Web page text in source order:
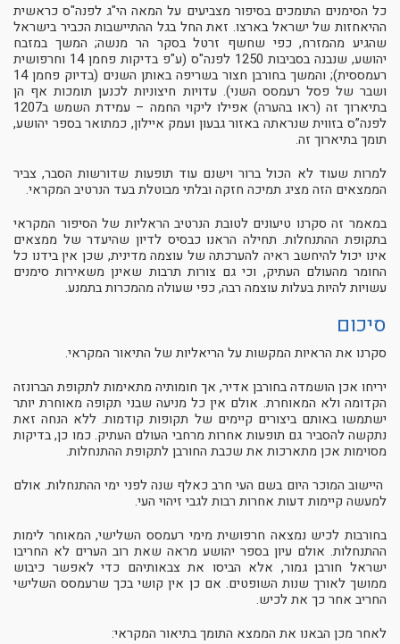
כל הסימנים התומכים בסיפור מצביעים על המאה הי"ג לפנה"ס כראשית
ההיאחזות של ישראל בארצו. זאת החל בגל ההתיישבות הכביר בישראל
שהגיע מהמזרח, כפי שחשף זרטל בסקר הר מנשה; המשך במזבח
יהושע, שנבנה בסביבות 1250 לפנה"ס (ע"פ בדיקות פחמן 14 וחרפושית
רעמססית); והמשך בחורבן חצור בשריפה באותן השנים (בדיוק פחמן 14
ושבר של פסל רעמסס השני). עדויות חיצוניות לכנען תומכות אף הן
בתיארוך זה (ראו בהערה) אפילו ליקוי החמה – עמידת השמש ב1207
לפנה”ס בזווית שנראתה באזור גבעון ועמק איילון, כמתואר בספר יהושע,
תומך בתיארוך זה.
למרות שעוד לא הכול ברור וישנם עוד תופעות שדורשות הסבר, צביר
הממצאים הזה מציג תמיכה חזקה ובלתי מבוטלת בעד הנרטיב המקראי.
במאמר זה סקרנו טיעונים לטובת הנרטיב הראליות של הסיפור המקראי
בתקופת ההתנחלות. תחילה הראנו כבסיס לדיון שהיעדר של ממצאים
אינו יכול להיחשב ראיה להערכתה של עוצמה מדינית, שכן אין בידנו כל
החומר מהעולם העתיק, וכי גם צורות תרבות שאינן משאירות סימנים
עשויות להיות בעלות עוצמה רבה, כפי שעולה מהמכרות בתמנע.
סיכום
סקרנו את הראיות המקשות על הריאליות של התיאור המקראי.
יריחו אכן הושמדה בחורבן אדיר, אך חומותיה מתאימות לתקופת הברונזה
הקדומה ולא המאוחרת. אולם אין כל מניעה שבני תקופה מאוחרת יותר
ישתמשו באותם ביצורים קיימים של תקופות קודמות. ללא הנחה זאת
נתקשה להסביר גם תופעות אחרות מרחבי העולם העתיק. כמו כן, בדיקות
מסוימות אכן מתארכות את שכבת החורבן לתקופת ההתנחלות.
היישוב המוכר היום בשם העי חרב כאלף שנה לפני ימי ההתנחלות. אולם
למעשה קיימות דעות אחרות רבות לגבי זיהוי העי.
בחורבות לכיש נמצאה חרפושית מימי רעמסס השלישי, המאוחר לימות
ההתנחלות. אולם עיון בספר יהושע מראה שאת רוב הערים לא החריבו
ישראל חורבן גמור, אלא הביסו את צבאותיהם כדי לאפשר כיבוש
ממושך לאורך שנות השופטים. אם כן אין קושי בכך שרעמסס השלישי
החריב אחר כך את לכיש.
לאחר מכן הבאנו את הממצא התומך בתיאור המקראי: